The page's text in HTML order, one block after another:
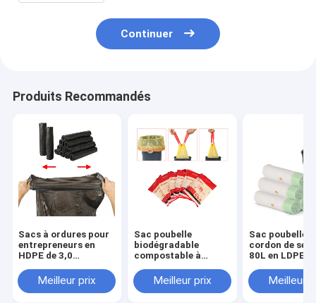
Continuer
Produits Recommandés
Sacs à ordures pour
entrepreneurs en
HDPE de 3,0
gallonsMeilleur prix
Sac poubelle
biodégradable
compostable à
4, 8 et 13 gallons,
sac poubelle, taille et
Meilleur prix
Sac poubelle à
cordon de
80L en LDPE
conception
Meilleur